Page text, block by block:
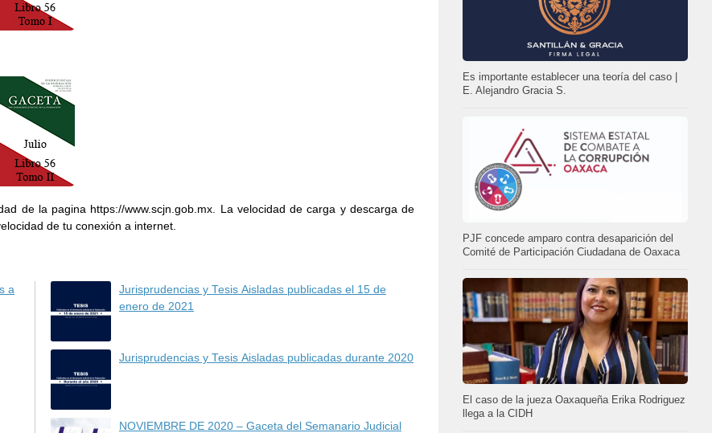
de la pagina https://www.scjn.gob.mx. La velocidad de carga y descarga de
de tu conexión a internet.
a
Jurisprudencias y Tesis Aisladas publicadas el 15 de
enero de 2021
Jurisprudencias y Tesis Aisladas publicadas durante 2020
NOVIEMBRE DE 2020 – Gaceta del Semanario Judicial
Es importante establecer una teoría del caso |
E. Alejandro Gracia S.
PJF concede amparo contra desaparición del
Comité de Participación Ciudadana de Oaxaca
El caso de la jueza Oaxaqueña Erika Rodriguez
llega a la CIDH